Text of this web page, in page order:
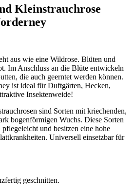
Kleinstrauchrose
aus wie eine Wildrose. Blüten und
Im Anschluss an die Blüte entwickeln
die auch geerntet werden können.
ist ideal für Duftgärten, Hecken,
Insektenweide!
sind Sorten mit kriechenden,
bogenförmigen Wuchs. Diese Sorten
und besitzen eine hohe
Universell einsetzbar für
geschnitten.